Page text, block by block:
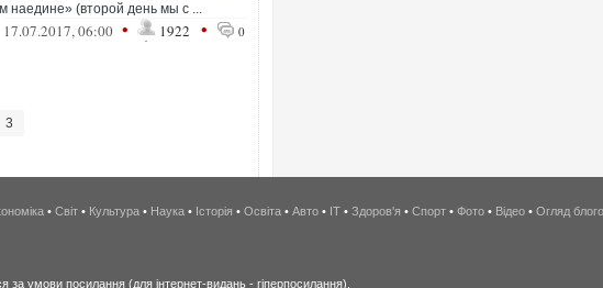
наедине» (второй день мы с ...
17.07.2017, 06:00 • 1922 • 0
3
• Світ • Культура • Наука • Історія • Освіта • Авто • IT • Здоров'я • Спорт • Фото • Відео • Огляд
за умови посилання (для інтернет-видань - гіперпосилання).